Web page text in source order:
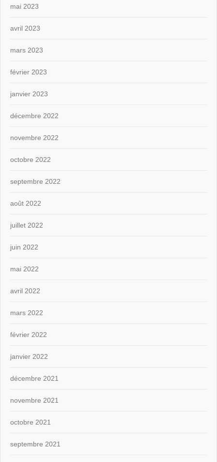
mai 2023
avril 2023
mars 2023
février 2023
janvier 2023
décembre 2022
novembre 2022
octobre 2022
septembre 2022
août 2022
juillet 2022
juin 2022
mai 2022
avril 2022
mars 2022
février 2022
janvier 2022
décembre 2021
novembre 2021
octobre 2021
septembre 2021